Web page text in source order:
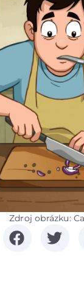
Zdroj obrázku: